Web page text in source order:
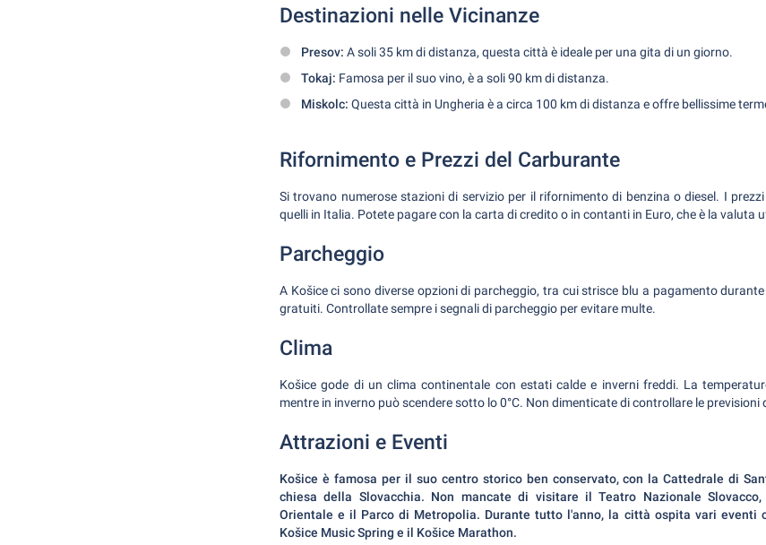
Destinazioni nelle Vicinanze
Presov: A soli 35 km di distanza, questa città è ideale per una gita di un giorno.
Tokaj: Famosa per il suo vino, è a soli 90 km di distanza.
Miskolc: Questa città in Ungheria è a circa 100 km di distanza e offre bellissime
Rifornimento e Prezzi del Carburante
Si trovano numerose stazioni di servizio per il rifornimento di benzina o diesel. I
quelli in Italia. Potete pagare con la carta di credito o in contanti in Euro, che è la valuta
Parcheggio
A Košice ci sono diverse opzioni di parcheggio, tra cui strisce blu a pagamento
gratuiti. Controllate sempre i segnali di parcheggio per evitare multe.
Clima
Košice gode di un clima continentale con estati calde e inverni freddi. La
mentre in inverno può scendere sotto lo 0°C. Non dimenticate di controllare le previsioni
Attrazioni e Eventi
Košice è famosa per il suo centro storico ben conservato, con la Cattedrale di
chiesa della Slovacchia. Non mancate di visitare il Teatro Nazionale
Orientale e il Parco di Metropolia. Durante tutto l'anno, la città ospita vari eventi
Košice Music Spring e il Košice Marathon.